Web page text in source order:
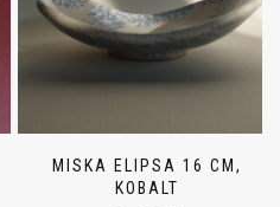
MISKA ELIPSA 16 CM,
KOBALT